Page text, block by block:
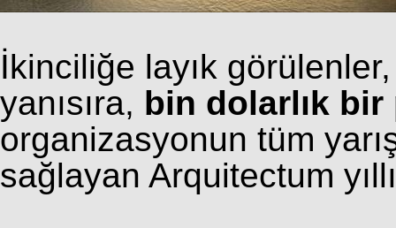
İkinciliğe layık
yanısıra, bin dolarlık
organizasyonun tüm
sağlayan Arquitectum